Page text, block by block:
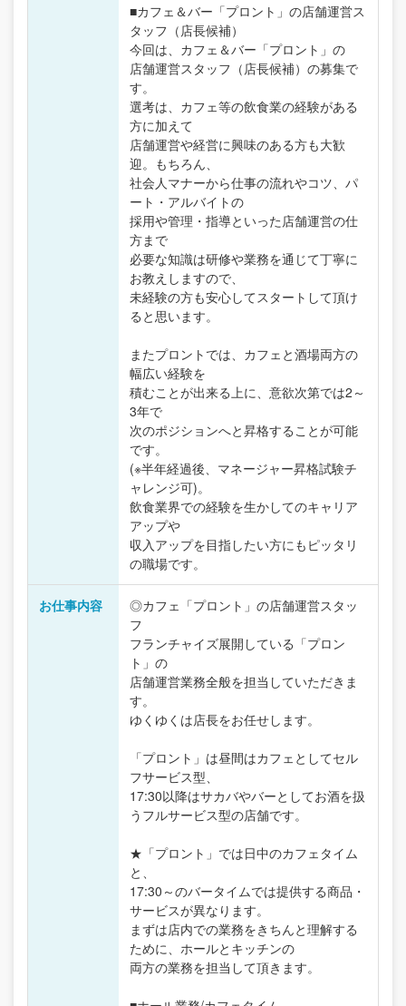
■カフェ＆バー「プロント」の店舗運営ス
タッフ（店長候補）
今回は、カフェ＆バー「プロント」の
店舗運営スタッフ（店長候補）の募集で
す。
選考は、カフェ等の飲食業の経験がある
方に加えて
店舗運営や経営に興味のある方も大歓
迎。もちろん、
社会人マナーから仕事の流れやコツ、パ
ート・アルバイトの
採用や管理・指導といった店舗運営の仕
方まで
必要な知識は研修や業務を通じて丁寧に
お教えしますので、
未経験の方も安心してスタートして頂け
ると思います。
またプロントでは、カフェと酒場両方の
幅広い経験を
積むことが出来る上に、意欲次第では2～
3年で
次のポジションへと昇格することが可能
です。
(※半年経過後、マネージャー昇格試験チ
ャレンジ可)。
飲食業界での経験を生かしてのキャリア
アップや
収入アップを目指したい方にもピッタリ
の職場です。
お仕事内容
◎カフェ「プロント」の店舗運営スタッ
フ
フランチャイズ展開している「プロン
ト」の
店舗運営業務全般を担当していただきま
す。
ゆくゆくは店長をお任せします。
「プロント」は昼間はカフェとしてセル
フサービス型、
17:30以降はサカバやバーとしてお酒を扱
うフルサービス型の店舗です。
★「プロント」では日中のカフェタイム
と、
17:30～のバータイムでは提供する商品・
サービスが異なります。
まずは店内での業務をきちんと理解する
ために、ホールとキッチンの
両方の業務を担当して頂きます。